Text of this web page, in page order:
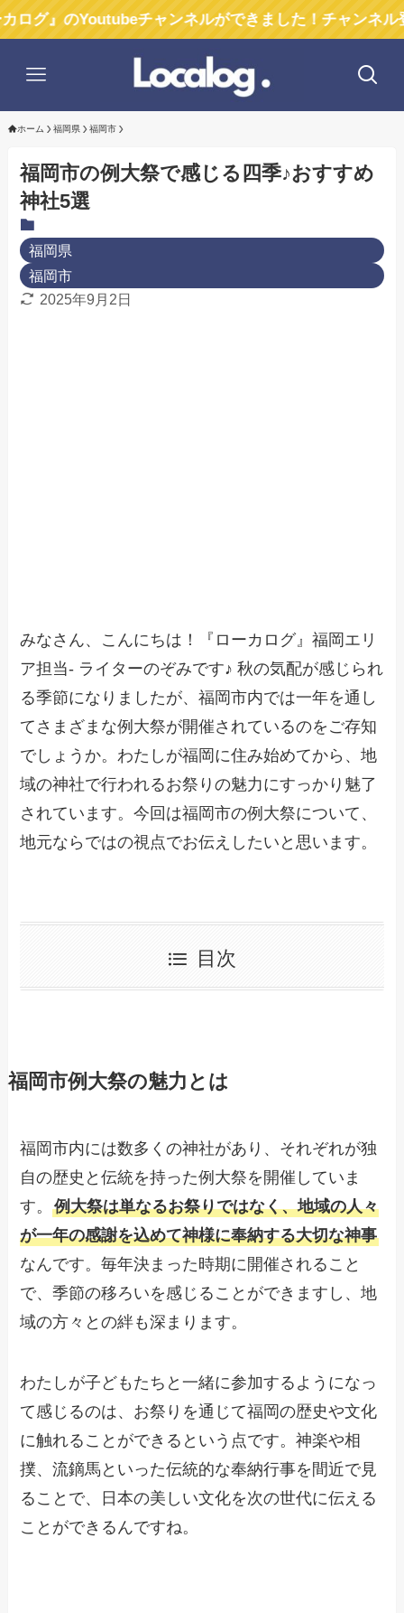
Youtubeチャンネルができました！チャンネル登録お願
ホーム 福岡県 福岡市
福岡市の例大祭で感じる四季♪おすすめ
神社5選
福岡県
福岡市
2025年9月2日
みなさん、こんにちは！『ローカログ』福岡エリ
ア担当- ライターのぞみです♪ 秋の気配が感じられ
る季節になりましたが、福岡市内では一年を通し
てさまざまな例大祭が開催されているのをご存知
でしょうか。わたしが福岡に住み始めてから、地
域の神社で行われるお祭りの魅力にすっかり魅了
されています。今回は福岡市の例大祭について、
地元ならではの視点でお伝えしたいと思います。
目次
福岡市例大祭の魅力とは
福岡市内には数多くの神社があり、それぞれが独
自の歴史と伝統を持った例大祭を開催していま
す。例大祭は単なるお祭りではなく、地域の人々
が一年の感謝を込めて神様に奉納する大切な神事
なんです。毎年決まった時期に開催されること
で、季節の移ろいを感じることができますし、地
域の方々との絆も深まります。
わたしが子どもたちと一緒に参加するようになっ
て感じるのは、お祭りを通じて福岡の歴史や文化
に触れることができるという点です。神楽や相
撲、流鏑馬といった伝統的な奉納行事を間近で見
ることで、日本の美しい文化を次の世代に伝える
ことができるんですね。